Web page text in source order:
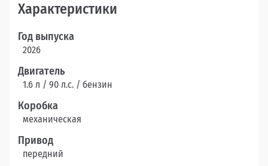
Характеристики
Год выпуска
2026
Двигатель
1.6 л / 90 л.c. / бензин
Коробка
механическая
Привод
передний